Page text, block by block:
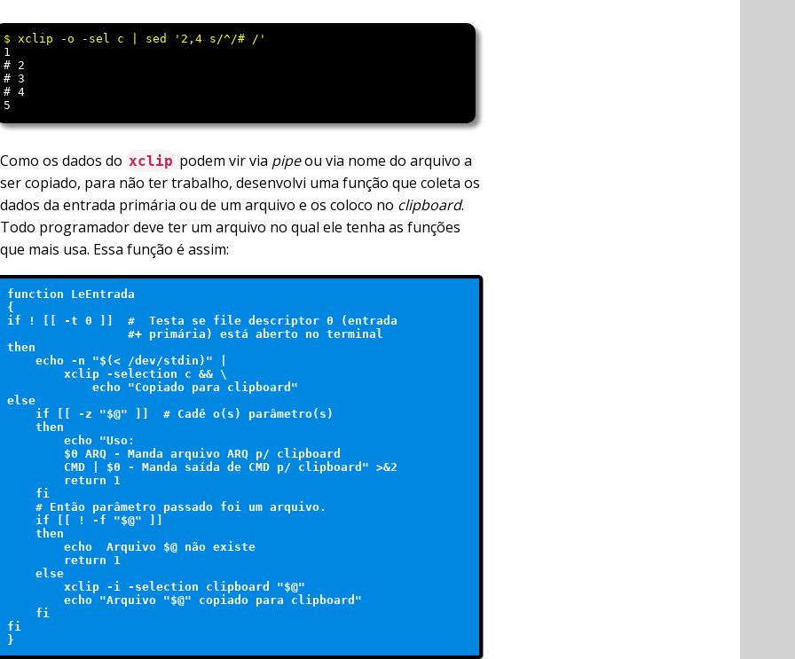
1
# 2
# 3
# 4
Como os dados do xclip podem vir via pipeou via nome do arquivo a
ser copiado, para não ter trabalho, desenvolvi uma função que coleta os
dados da entrada primária ou de um arquivo e os coloco no clipboard.
Todo programador deve ter um arquivo no qual ele tenha as funções
que mais usa. Essa função é assim:
function LeEntrada
{
if ! [[ -t 0 ]]  #  Testa se file descriptor 0 (entrada
                 #+ primária) está aberto no terminal
then
    echo -n "$(< /dev/stdin)" |
        xclip -selection c && \
            echo "Copiado para clipboard"
else
    if [[ -z "$@" ]]  # Cadê o(s) parâmetro(s)
    then
        echo "Uso:
        $0 ARQ - Manda arquivo ARQ p/ clipboard
        CMD | $0 - Manda saída de CMD p/ clipboard" >&2
        return 1
    fi
    # Então parâmetro passado foi um arquivo.
    if [[ ! -f "$@" ]]
    then
        echo  Arquivo $@ não existe
        return 1
    else
        xclip -i -selection clipboard "$@"
        echo "Arquivo "$@" copiado para clipboard"
    fi
fi